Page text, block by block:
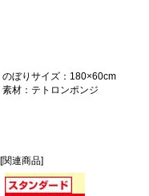
のぼりサイズ：180×60cm
素材：テトロンポンジ
[関連商品]